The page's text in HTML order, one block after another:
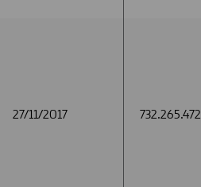
27/11/2017
27/11/2017 732.265.472